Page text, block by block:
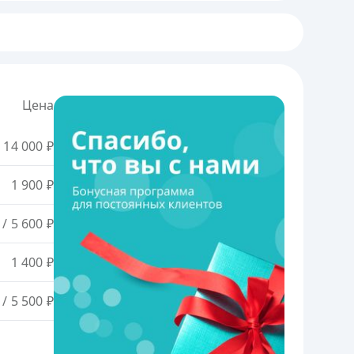
Цена
000 ₽
1 900 ₽
/ 5 600 ₽
1 400 ₽
/ 5 500 ₽